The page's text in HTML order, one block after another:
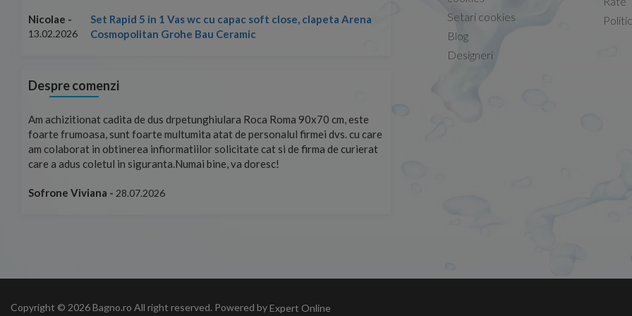
Nicolae -
13.02.2026
Set Rapid 5 in 1 Vas wc cu capac soft close, clapeta Arena
Cosmopolitan Grohe Bau Ceramic
13.02.2026
Despre comenzi
Am achizitionat cadita de dus drpetunghiulara Roca Roma 90x70 cm, este
foarte frumoasa, sunt foarte multumita atat de personalul firmei dvs. cu care
am colaborat in obtinerea infiormatiilor solicitate cat si de firma de curierat
care a adus coletul in siguranta.Numai bine, va doresc!
Sofrone Viviana - 28.07.2026
Setari cookies
Blog
Designeri
Copyright © 2026 Bagno.ro All right reserved. Powered byExpert Online